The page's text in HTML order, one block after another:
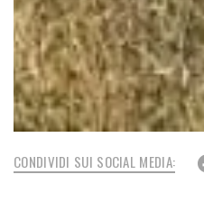
CONDIVIDI SUI SOCIAL MEDIA: